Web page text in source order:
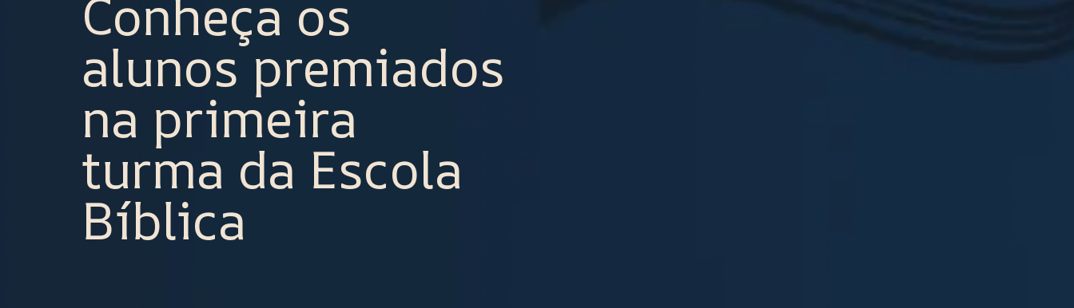
Conheça os
alunos premiados
na primeira
turma da Escola
Bíblica